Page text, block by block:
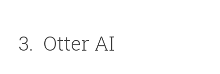
3. Otter AI